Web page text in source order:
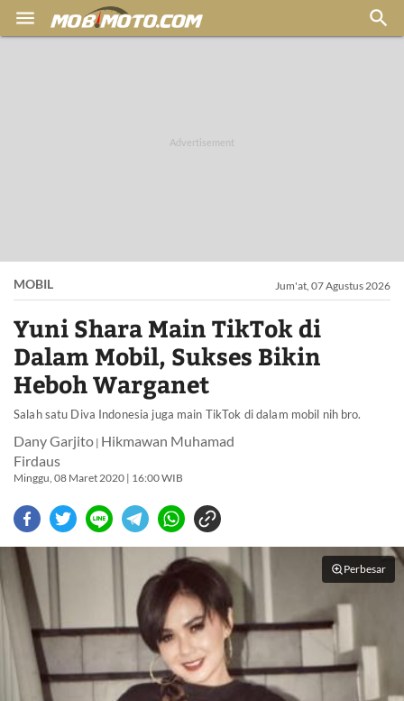
 
MOBIL Jum'at, 07 Agustus 2026
Yuni Shara Main TikTok di
Dalam Mobil, Sukses Bikin
Heboh Warganet
Salah satu Diva Indonesia juga main TikTok di dalam mobil nih bro.
Dany Garjito | Hikmawan Muhamad
Firdaus
Minggu, 08 Maret 2020 | 16:00 WIB
Perbesar